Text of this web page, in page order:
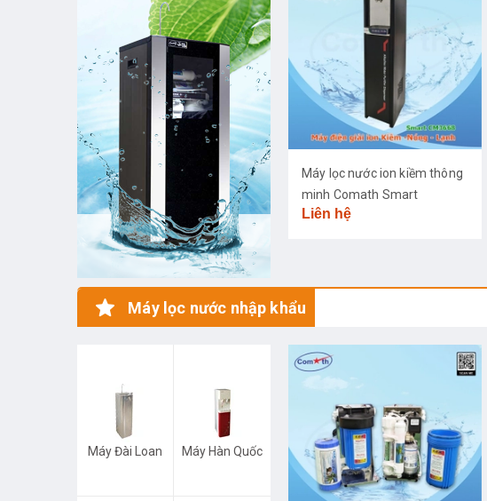
Máy lọc nước ion kiềm thông
minh Comath Smart
CM3668
Liên hệ
Máy lọc nước nhập khẩu
Máy Đài Loan Máy Hàn Quốc